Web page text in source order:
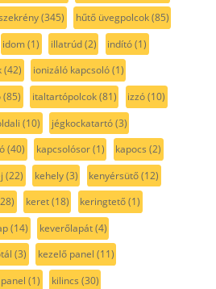
(345) hűtő üvegpolcok(85)
idom(1) illatrúd(2) indító(1)
(42) ionizáló kapcsoló(1)
(85) italtartópolcok(81) izzó(10)
(10) jégkockatartó(3)
(40) kapcsolósor(1) kapocs (2)
(22) kehely(3) kenyérsütő(12)
keret(18) keringtető(1)
(14) keverőlapát(4)
(3) kezelő panel (11)
(1) kilincs (30)